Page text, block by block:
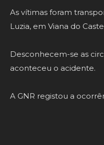
As vítimas foram
Luzia, em Viana do
Desconhecem-se as
aconteceu o acidente.
A GNR registou a